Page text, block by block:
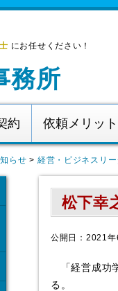
にお任せください！
務所
約 依頼メリット
らせ > 経営・ビジネスリー
松下幸
公開日：2021年
「経営成功
る。